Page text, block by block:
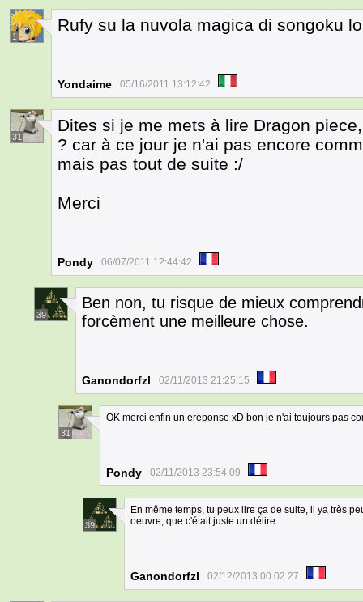
1
Rufy su la nuvola magica di songoku
Yondaime 05/16/2011 13:12:42
31
Dites si je me mets à lire Dragon
? car à ce jour je n'ai pas encore
mais pas tout de suite :/
Merci
Pondy 06/07/2011 12:44:42
39
Ben non, tu risque de mieux
forcèment une meilleure chose.
Ganondorfzl 02/11/2013 21:25:15
31
OK merci enfin un eréponse xD bon je n'ai toujours pas
Pondy 02/11/2013 23:54:09
39
En même temps, tu peux lire ça de suite, il ya très
oeuvre, que c'était juste un délire.
Ganondorfzl 02/12/2013 00:02:27